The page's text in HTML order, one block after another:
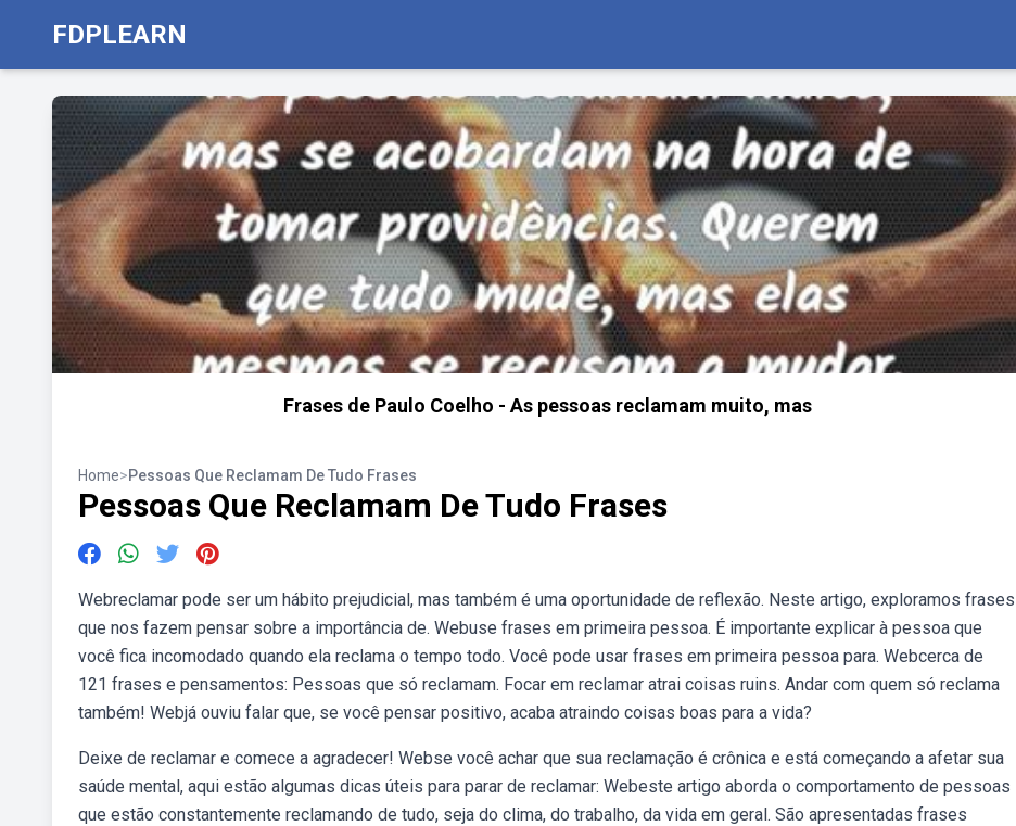
FDPLEARN
Frases de Paulo Coelho - As pessoas reclamam muito, mas
Home>Pessoas Que Reclamam De Tudo Frases
Pessoas Que Reclamam De Tudo Frases
Webreclamar pode ser um hábito prejudicial, mas também é uma oportunidade de reflexão. Neste artigo, exploramos frases
que nos fazem pensar sobre a importância de. Webuse frases em primeira pessoa. É importante explicar à pessoa que
você fica incomodado quando ela reclama o tempo todo. Você pode usar frases em primeira pessoa para. Webcerca de
121 frases e pensamentos: Pessoas que só reclamam. Focar em reclamar atrai coisas ruins. Andar com quem só reclama
também! Webjá ouviu falar que, se você pensar positivo, acaba atraindo coisas boas para a vida?
Deixe de reclamar e comece a agradecer! Webse você achar que sua reclamação é crônica e está começando a afetar sua
saúde mental, aqui estão algumas dicas úteis para parar de reclamar: Webeste artigo aborda o comportamento de pessoas
que estão constantemente reclamando de tudo, seja do clima, do trabalho, da vida em geral. São apresentadas frases